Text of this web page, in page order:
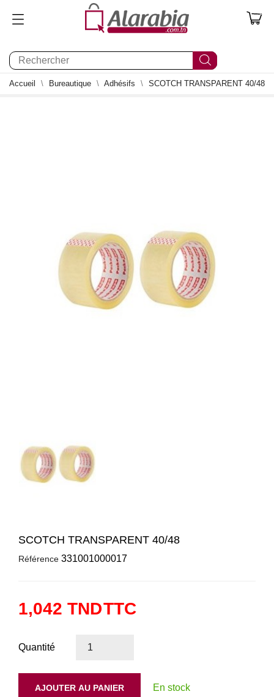
0
Accueil Bureautique Adhésifs SCOTCH TRANSPARENT 40/48
SCOTCH TRANSPARENT 40/48
Référence 331001000017
1,042 TNDTTC
Quantité
AJOUTER AU PANIER En stock